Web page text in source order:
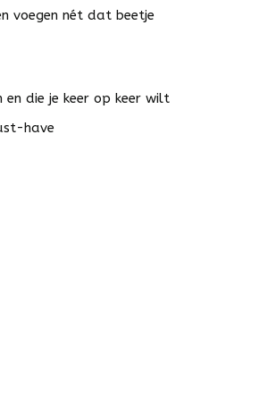
voegen nét dat beetje
die je keer op keer wilt
have